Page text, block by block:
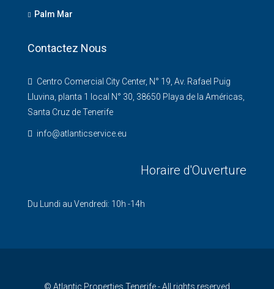
Palm Mar
Contactez Nous
Centro Comercial City Center, N° 19, Av. Rafael Puig
Lluvina, planta 1 local N° 30, 38650 Playa de la Américas,
Santa Cruz de Tenerife
info@atlanticservice.eu
Horaire d'Ouverture
Du Lundi au Vendredi: 10h -14h
© Atlantic Properties Tenerife - All rights reserved